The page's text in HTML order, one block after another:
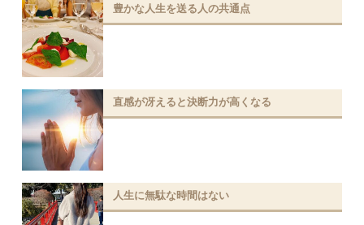
豊かな人生を送る人の共通点
直感が冴えると決断力が高くなる
人生に無駄な時間はない